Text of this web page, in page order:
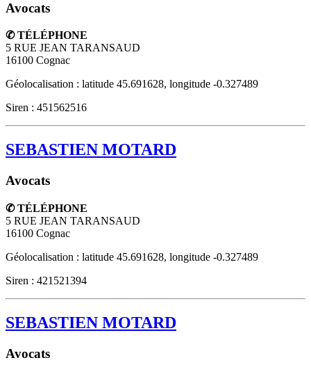
Avocats
✆ TÉLÉPHONE
5 RUE JEAN TARANSAUD
16100 Cognac
Géolocalisation : latitude 45.691628, longitude -0.327489
Siren : 451562516
SEBASTIEN MOTARD
Avocats
✆ TÉLÉPHONE
5 RUE JEAN TARANSAUD
16100 Cognac
Géolocalisation : latitude 45.691628, longitude -0.327489
Siren : 421521394
SEBASTIEN MOTARD
Avocats